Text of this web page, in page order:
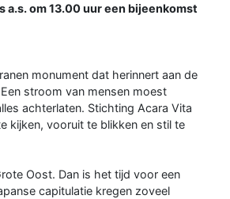
a.s. om 13.00 uur een bijeenkomst
monument dat herinnert aan de
stroom van mensen moest
achterlaten. Stichting Acara Vita
kijken, vooruit te blikken en stil te
Oost. Dan is het tijd voor een
capitulatie kregen zoveel